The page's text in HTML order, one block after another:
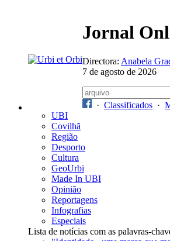
Jornal
Directora: Anabela
7 de agosto de 2026
· Classificados ·
UBI
Covilhã
Região
Desporto
Cultura
GeoUrbi
Made In UBI
Opinião
Reportagens
Infografias
Especiais
Lista de notícias com as palavras-